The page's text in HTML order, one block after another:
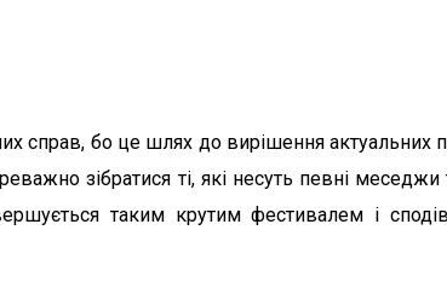
справ, бо це шлях до вирішення актуальних
зібратися ті, які несуть певні меседжи
таким крутим фестивалем і